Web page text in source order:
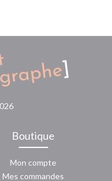
Boutique
Mon compte
Mes commandes